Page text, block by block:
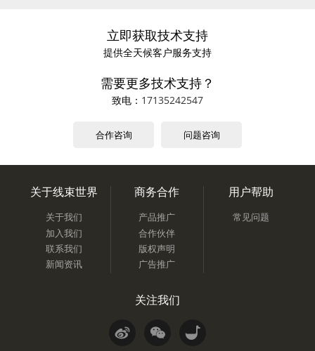
立即获取技术支持
提供全天候客户服务支持
需要更多技术支持？
致电： 17135242547
合作咨询 问题咨询
关于线束世界
关于我们
加入我们
联系我们
新闻资讯
商务合作
产品推广
合作伙伴
版权声明
广告推广
用户帮助
常见问题
关注我们